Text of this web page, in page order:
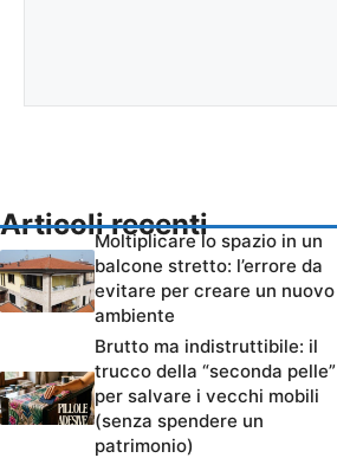
Articoli recenti
Moltiplicare lo spazio in un
balcone stretto: l’errore da
evitare per creare un nuovo
ambiente
Brutto ma indistruttibile: il
trucco della “seconda pelle”
per salvare i vecchi mobili
(senza spendere un
patrimonio)